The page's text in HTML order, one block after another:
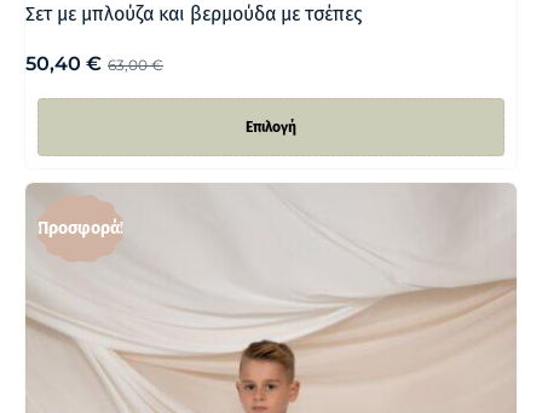
Σετ με μπλούζα και βερμούδα με τσέπες
63,00€
50,40 €
Επιλογή
Προσφορά!